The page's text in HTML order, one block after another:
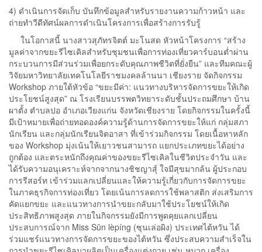
4) ดำเนินการจัดเก็บ บันทึกข้อมูลสำหรับรายงานความก้าวหน้า และ
ถ่ายทำวีดีทัศน์ผลการดำเนินโครงการเพื่อสร้างการรับรู้
ในโอกาสนี้ นางสาวสุภัทรจิตต์ มะโนสด หัวหน้าโครงการ “สร้าง
มูลค่าจากขยะรีไซเคิลสำหรับชุมชนเพื่อการท่องเที่ยวคาร์บอนต่ำผ่าน
กระบวนการมีส่วนร่วมเพื่อยกระดับคุณภาพชีวิตที่ยั่งยืน” และทีมคณะผู้
วิจัยมหาวิทยาลัยเทคโนโลยีราชมงคลล้านนา เชียงราย จัดกิจกรรม
Workshop ภายใต้หัวข้อ “ขยะมีค่า: แนวทางบริหารจัดการขยะให้เกิด
ประโยชน์สูงสุด” ณ โรงเรียนบรรพตวิทยาระดับชั้นประถมศึกษา บ้าน
ผาตั้ง ตำบลปอ อำเภอเวียงแก่น จังหวัดเชียงราย โดยกิจกรรมในครั้งนี้
มีเป้าหมายเพื่อถ่ายทอดองค์ความรู้ด้านการจัดการขยะให้แก่ กลุ่มสภา
นักเรียน และกลุ่มนักเรียนจิตอาสา ที่เข้าร่วมกิจกรรม โดยเนื้อหาหลัก
ของ Workshop มุ่งเน้นให้เยาวชนสามารถ แยกประเภทขยะได้อย่าง
ถูกต้อง และตระหนักถึงคุณค่าของขยะรีไซเคิลในชีวิตประจำวัน และ
ได้รับความอนุเคราะห์จากจากนางชิชญาสุ์ ใจมีสุขมากล้น ผู้ประกอบ
การรีสอร์ท เข้าร่วมแลกเปลี่ยนและให้ความรู้เกี่ยวกับการจัดการขยะ
ในภาคธุรกิจการท่องเที่ยว โดยเน้นการลดการใช้พลาสติก ส่งเสริมการ
คัดแยกขยะ และแนวทางการนำขยะกลับมาใช้ประโยชน์ให้เกิด
ประสิทธิภาพสูงสุด ภายในกิจกรรมยังมีการพูดคุยแลกเปลี่ยน
ประสบการณ์จาก Miss Sūn lèpíng (ซุนเล่อผิง) ประเทศไต้หวัน ได้
ร่วมแชร์แนวทางการจัดการขยะของไต้หวัน ซึ่งประสบความสำเร็จใน